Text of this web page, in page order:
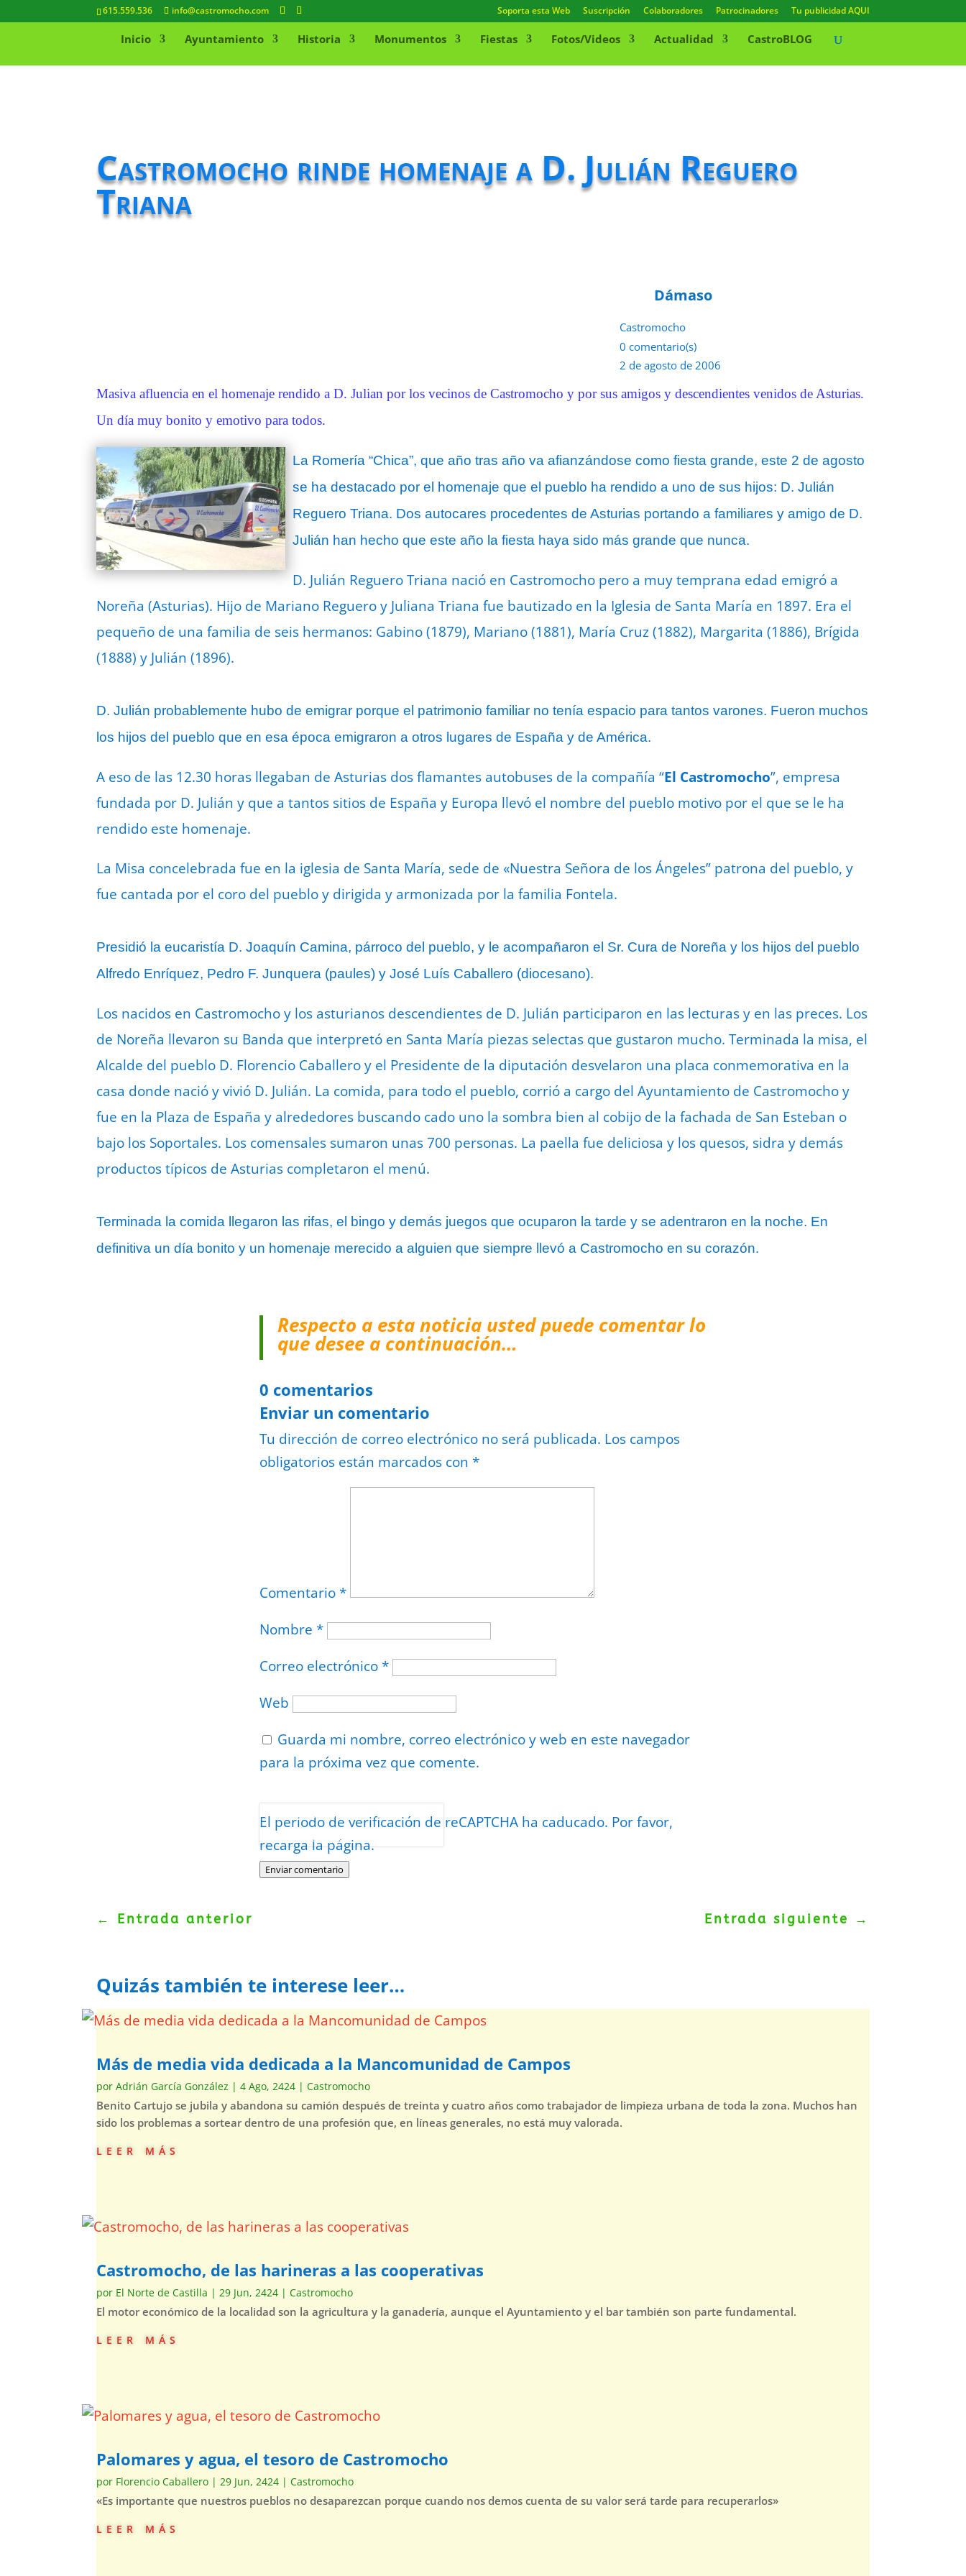
615.559.536 info@castromocho.com Soporta esta Web Suscripción Colaboradores Patrocinadores Tu publicidad AQUI
Inicio Ayuntamiento Historia Monumentos Fiestas Fotos/Videos Actualidad CastroBLOG
Castromocho rinde homenaje a D. Julián Reguero
Triana
Dámaso
Castromocho
0 comentario(s)
2 de agosto de 2006
Masiva afluencia en el homenaje rendido a D. Julian por los vecinos de Castromocho y por sus amigos y descendientes venidos de Asturias.
Un día muy bonito y emotivo para todos.
La Romería “Chica”, que año tras año va afianzándose como fiesta grande, este 2 de agosto
se ha destacado por el homenaje que el pueblo ha rendido a uno de sus hijos: D. Julián
Reguero Triana. Dos autocares procedentes de Asturias portando a familiares y amigo de D.
Julián han hecho que este año la fiesta haya sido más grande que nunca.
D. Julián Reguero Triana nació en Castromocho pero a muy temprana edad emigró a
Noreña (Asturias). Hijo de Mariano Reguero y Juliana Triana fue bautizado en la Iglesia de Santa María en 1897. Era el
pequeño de una familia de seis hermanos: Gabino (1879), Mariano (1881), María Cruz (1882), Margarita (1886), Brígida
(1888) y Julián (1896).
D. Julián probablemente hubo de emigrar porque el patrimonio familiar no tenía espacio para tantos varones. Fueron muchos
los hijos del pueblo que en esa época emigraron a otros lugares de España y de América.
A eso de las 12.30 horas llegaban de Asturias dos flamantes autobuses de la compañía “El Castromocho”, empresa
fundada por D. Julián y que a tantos sitios de España y Europa llevó el nombre del pueblo motivo por el que se le ha
rendido este homenaje.
La Misa concelebrada fue en la iglesia de Santa María, sede de «Nuestra Señora de los Ángeles” patrona del pueblo, y
fue cantada por el coro del pueblo y dirigida y armonizada por la familia Fontela.
Presidió la eucaristía D. Joaquín Camina, párroco del pueblo, y le acompañaron el Sr. Cura de Noreña y los hijos del pueblo
Alfredo Enríquez, Pedro F. Junquera (paules) y José Luís Caballero (diocesano).
Los nacidos en Castromocho y los asturianos descendientes de D. Julián participaron en las lecturas y en las preces. Los
de Noreña llevaron su Banda que interpretó en Santa María piezas selectas que gustaron mucho. Terminada la misa, el
Alcalde del pueblo D. Florencio Caballero y el Presidente de la diputación desvelaron una placa conmemorativa en la
casa donde nació y vivió D. Julián. La comida, para todo el pueblo, corrió a cargo del Ayuntamiento de Castromocho y
fue en la Plaza de España y alrededores buscando cado uno la sombra bien al cobijo de la fachada de San Esteban o
bajo los Soportales. Los comensales sumaron unas 700 personas. La paella fue deliciosa y los quesos, sidra y demás
productos típicos de Asturias completaron el menú.
Terminada la comida llegaron las rifas, el bingo y demás juegos que ocuparon la tarde y se adentraron en la noche. En
definitiva un día bonito y un homenaje merecido a alguien que siempre llevó a Castromocho en su corazón.
Respecto a esta noticia usted puede comentar lo
que desee a continuación…
0 comentarios
Enviar un comentario
Tu dirección de correo electrónico no será publicada. Los campos
obligatorios están marcados con *
Comentario *
Nombre *
Correo electrónico *
Web
Guarda mi nombre, correo electrónico y web en este navegador
para la próxima vez que comente.
El periodo de verificación de reCAPTCHA ha caducado. Por favor,
recarga la página.
Enviar comentario
Protegidos por reCAPTCHA
Términos
← Entrada anterior Entrada siguiente →
Quizás también te interese leer…
Más de media vida dedicada a la Mancomunidad de Campos
porAdrián García González |4 Ago, 2424 |Castromocho
Benito Cartujo se jubila y abandona su camión después de treinta y cuatro años como trabajador de limpieza urbana de toda la zona. Muchos han
sido los problemas a sortear dentro de una profesión que, en líneas generales, no está muy valorada.
leer más
Castromocho, de las harineras a las cooperativas
por El Norte de Castilla | 29 Jun, 2424 |Castromocho
El motor económico de la localidad son la agricultura y la ganadería, aunque el Ayuntamiento y el bar también son parte fundamental.
leer más
Palomares y agua, el tesoro de Castromocho
por Florencio Caballero | 29 Jun, 2424 |Castromocho
«Es importante que nuestros pueblos no desaparezcan porque cuando nos demos cuenta de su valor será tarde para recuperarlos»
leer más